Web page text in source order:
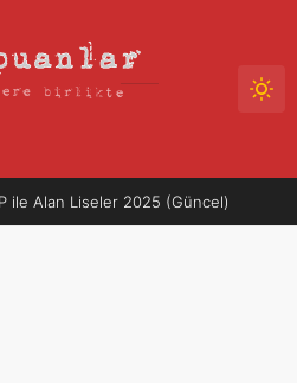
ile Alan Liseler 2025 (Güncel)